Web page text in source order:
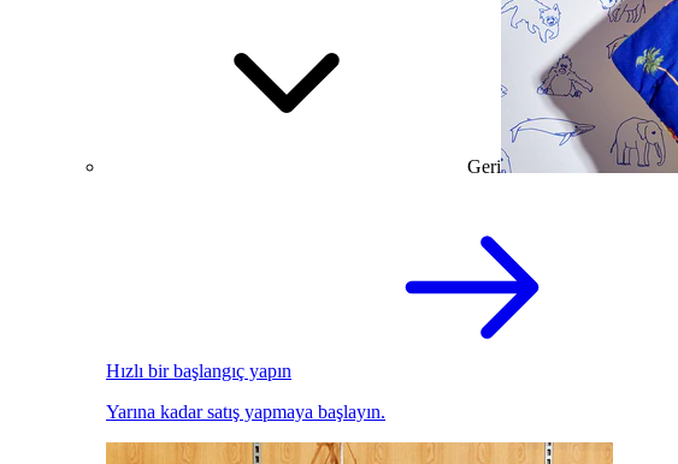
Geri
Hızlı bir başlangıç yapın
Yarına kadar satış yapmaya başlayın.